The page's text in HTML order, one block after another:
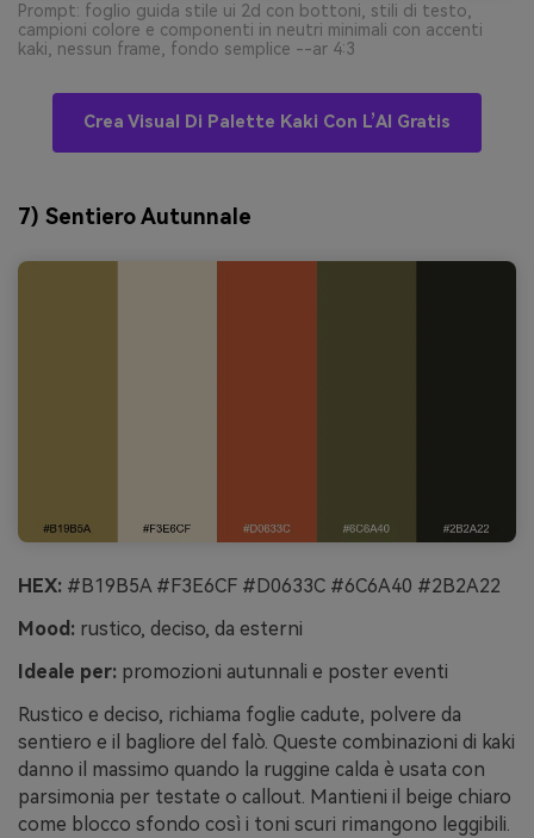
Prompt: foglio guida stile ui 2d con bottoni, stili di testo,
campioni colore e componenti in neutri minimali con accenti
kaki, nessun frame, fondo semplice --ar 4:3
Crea Visual Di Palette Kaki Con L’AI Gratis
7) Sentiero Autunnale
HEX: #B19B5A #F3E6CF #D0633C #6C6A40 #2B2A22
Mood: rustico, deciso, da esterni
Ideale per: promozioni autunnali e poster eventi
Rustico e deciso, richiama foglie cadute, polvere da
sentiero e il bagliore del falò. Queste combinazioni di kaki
danno il massimo quando la ruggine calda è usata con
parsimonia per testate o callout. Mantieni il beige chiaro
come blocco sfondo così i toni scuri rimangono leggibili.